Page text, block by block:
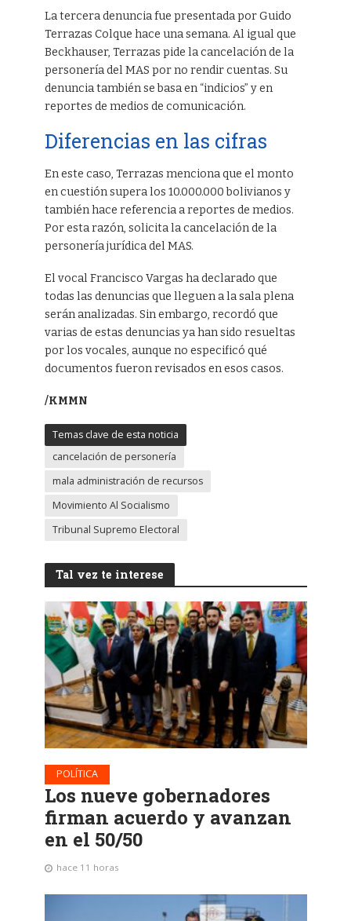
La tercera denuncia fue presentada por Guido
Terrazas Colque hace una semana. Al igual que
Beckhauser, Terrazas pide la cancelación de la
personería del MAS por no rendir cuentas. Su
denuncia también se basa en “indicios” y en
reportes de medios de comunicación.
Diferencias en las cifras
En este caso, Terrazas menciona que el monto
en cuestión supera los 10.000.000 bolivianos y
también hace referencia a reportes de medios.
Por esta razón, solicita la cancelación de la
personería jurídica del MAS.
El vocal Francisco Vargas ha declarado que
todas las denuncias que lleguen a la sala plena
serán analizadas. Sin embargo, recordó que
varias de estas denuncias ya han sido resueltas
por los vocales, aunque no especificó qué
documentos fueron revisados en esos casos.
/KMMN
Temas clave de esta noticia
cancelación de personería
mala administración de recursos
Movimiento Al Socialismo
Tribunal Supremo Electoral
Tal vez te interese
POLÍTICA
Los nueve gobernadores
firman acuerdo y avanzan
en el 50/50
hace 11 horas